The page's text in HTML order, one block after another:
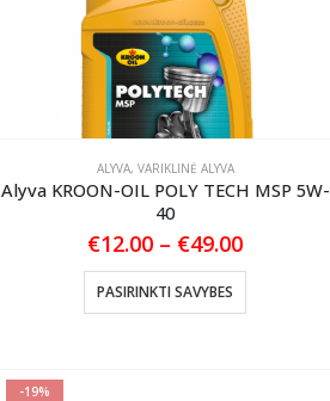
may
be
chosen
on
the
page
ALYVA, VARIKLINĖ ALYVA
Alyva KROON-OIL POLY TECH MSP 5W-
40
€12.00 – €49.00Price
through
PASIRINKTI SAVYBES
product
-19%